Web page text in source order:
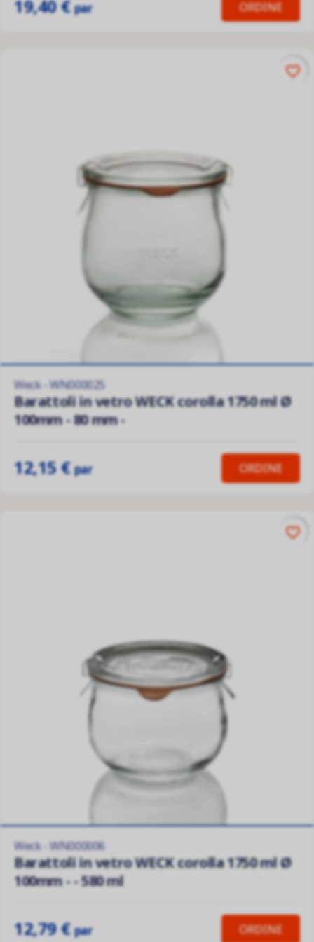
19,40 €par ORDINE
Weck - WN000025
Barattoli in vetro WECK corolla 1750 ml Ø
100mm - 80 mm -
12,15 €par ORDINE
favorite_border
Weck - WN000006
Barattoli in vetro WECK corolla 1750 ml Ø
100mm - - 580 ml
12,79 €par ORDINE
favorite_border